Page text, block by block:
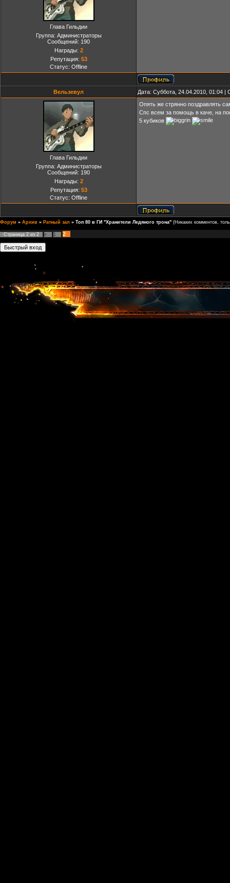
Глава Гильдии
Группа: Администраторы
Сообщений: 190
Награды: 2
Репутация: 53
Статус: Offline
Вельзевул Дата: Суббота, 24.04.2010, 01:04
Глава Гильдии
Группа: Администраторы
Сообщений: 190
Награды: 2
Репутация: 53
Статус: Offline
Опять же стрянно поздравлять
Спс всем за помощь в каче, на
5 кубиков
Форум » Архив » Ратный зал » Топ 80 в ГИ "Хранители Ледяного трона" (Никаких комментов,
Страница 2 из 2 « 1 2